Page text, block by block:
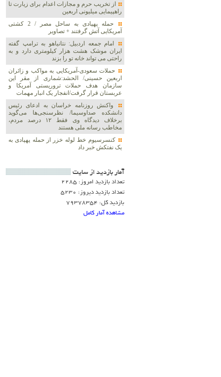
از تخریب حرم و مجازات اعدام برای زیارت تا
راهپیمایی میلیونی اربعین
حمله پهپادی به ساحل مصر / 2 کشتی
آمریکایی آتش گرفتند + تصاویر
امام جمعه اردبیل: نتانیاهو به ترامپ گفته
ایران موشک هشت هزار کیلومتری دارد و به
راحتی می تواند خانه تو را بزند
حملات سعودی-آمریکایی به مواکب و زائران
اربعین حسینی/ الحشد:شماری از مقر این
سازمان هدف حملات تروریستی آمریکا و
عربستان قرار گرفت/انفجار یک انبار مهمات
واکنش روزنامه خراسان به ادعای رئیس
دانشکده صداوسیما/ نظرسنجی‌ها می‌گوید
برخلاف دیدگاه وی فقط ۱۲ درصد مردم،
مخاطب رسانه ملی هستند
کنسرسیوم خط لوله خزر از حمله پهپادی به
یک نفتکش خبر داد
آمار بازديد از سايت
تعداد بازدید امروز: 2285
تعداد بازدید دیروز: 5230
بازدید کل: 79378354
مشاهده آمار کامل